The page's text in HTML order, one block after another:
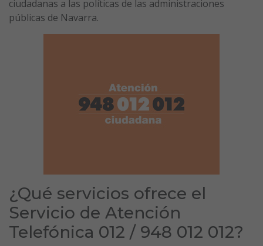
ciudadanas a las políticas de las administraciones
públicas de Navarra.
¿Qué servicios ofrece el
Servicio de Atención
Telefónica 012 / 948 012 012?